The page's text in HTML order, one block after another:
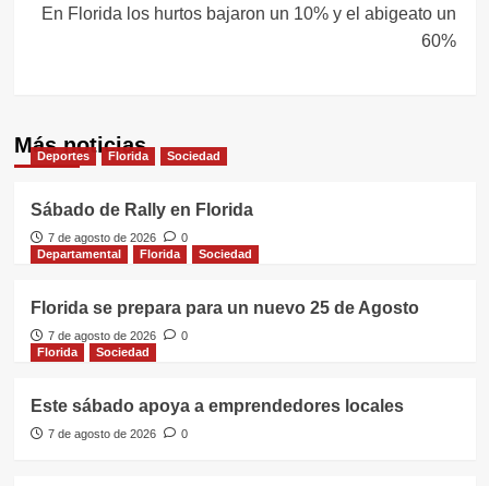
En Florida los hurtos bajaron un 10% y el abigeato un
60%
Más noticias
Deportes Florida Sociedad
Sábado de Rally en Florida
7 de agosto de 2026
0
Departamental
Florida Sociedad
Florida se prepara para un nuevo 25 de Agosto
7 de agosto de 2026
0
Florida
Sociedad
Este sábado apoya a emprendedores locales
7 de agosto de 2026 0